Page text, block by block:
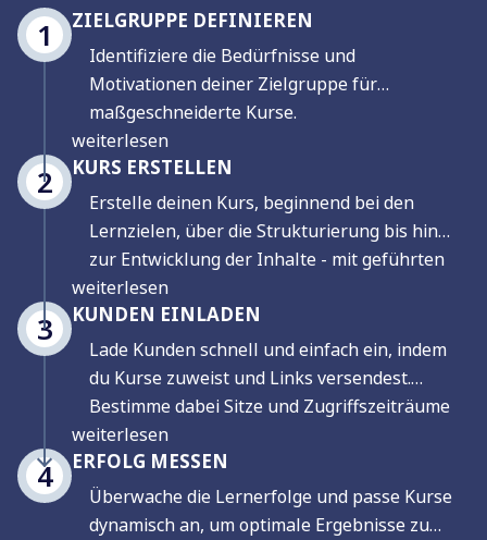
1 ZIELGRUPPE DEFINIEREN
Identifiziere die Bedürfnisse und
Motivationen deiner Zielgruppe für
maßgeschneiderte Kurse.
weiterlesen
2 KURS ERSTELLEN
Erstelle deinen Kurs, beginnend bei den
Lernzielen, über die Strukturierung bis hin
zur Entwicklung der Inhalte - mit geführten
Workflows.
weiterlesen
3 KUNDEN EINLADEN
Lade Kunden schnell und einfach ein, indem
du Kurse zuweist und Links versendest.
Bestimme dabei Sitze und Zugriffszeiträume
nach Bedarf.
weiterlesen
4 ERFOLG MESSEN
Überwache die Lernerfolge und passe Kurse
dynamisch an, um optimale Ergebnisse zu